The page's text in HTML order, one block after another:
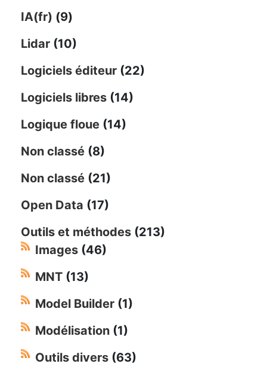
IA(fr) (9)
Lidar (10)
Logiciels éditeur (22)
Logiciels libres (14)
Logique floue (14)
Non classé (8)
Non classé (21)
Open Data (17)
Outils et méthodes (213)
Images (46)
MNT (13)
Model Builder (1)
Modélisation (1)
Outils divers (63)